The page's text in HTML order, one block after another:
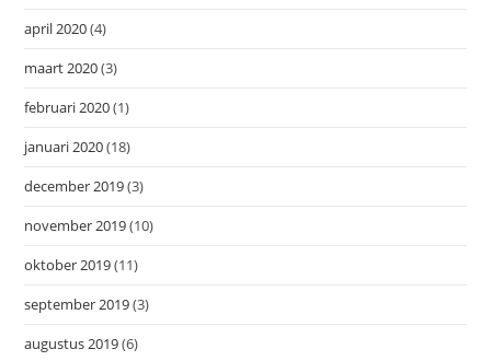
april 2020(4)
maart 2020(3)
februari 2020(1)
januari 2020(18)
december 2019(3)
november 2019(10)
oktober 2019(11)
september 2019(3)
augustus 2019(6)